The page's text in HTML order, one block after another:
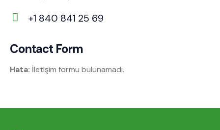
m
on
e:
+1 840 841 25 69
Contact Form
Hata: İletişim formu bulunamadı.